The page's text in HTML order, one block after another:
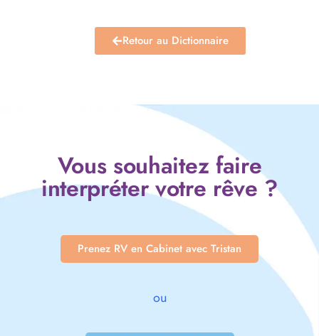
Retour au Dictionnaire
Vous souhaitez faire
interpréter votre rêve ?
Prenez RV en Cabinet avec Tristan
ou